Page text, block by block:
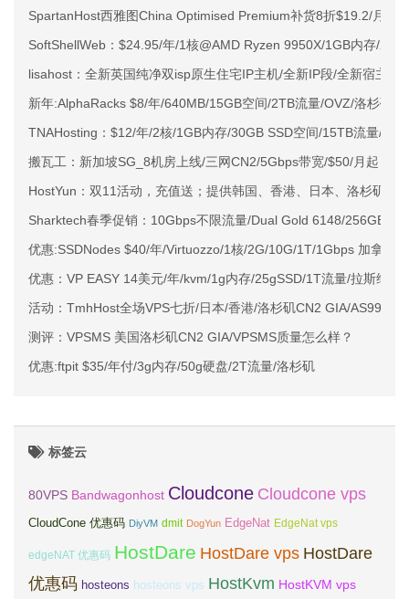
SpartanHost西雅图China Optimised Premium补货8折$19.2/月起
SoftShellWeb：$24.95/年/1核@AMD Ryzen 9950X/1GB内存/
lisahost：全新英国纯净双isp原生住宅IP主机/全新IP段/全新宿主机
新年:AlphaRacks $8/年/640MB/15GB空间/2TB流量/OVZ/洛杉矶
TNAHosting：$12/年/2核/1GB内存/30GB SSD空间/15TB流量/
搬瓦工：新加坡SG_8机房上线/三网CN2/5Gbps带宽/$50/月起
HostYun：双11活动，充值送；提供韩国、香港、日本、洛杉矶等
Sharktech春季促销：10Gbps不限流量/Dual Gold 6148/256GB/
优惠:SSDNodes $40/年/Virtuozzo/1核/2G/10G/1T/1Gbps 加拿大
优惠：VP EASY 14美元/年/kvm/1g内存/25gSSD/1T流量/拉斯维加
活动：TmhHost全场VPS七折/日本/香港/洛杉矶CN2 GIA/AS9929
测评：VPSMS 美国洛杉矶CN2 GIA/VPSMS质量怎么样？
优惠:ftpit $35/年付/3g内存/50g硬盘/2T流量/洛杉矶
标签云
80VPS Bandwagonhost Cloudcone Cloudcone vps
CloudCone 优惠码 DiyVM dmit DogYun EdgeNat EdgeNat vps
edgeNAT 优惠码 HostDare HostDare vps HostDare
优惠码 hosteons hosteons vps HostKvm HostKVM vps